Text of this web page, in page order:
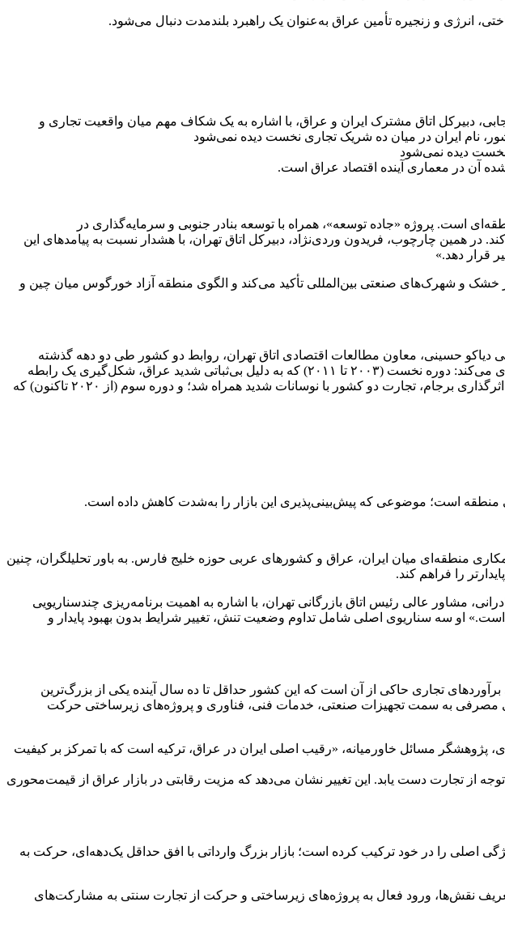
انرژی و زنجیره تأمین عراق به‌عنوان یک راهبرد بلندمدت دنبال می‌شود.
دبیرکل اتاق مشترک ایران و عراق، با اشاره به یک شکاف مهم میان واقعیت تجاری و
نام ایران در میان ده شریک تجاری نخست دیده نمی‌شود
نخست دیده نمی‌شود
آن در معماری آینده اقتصاد عراق است.
است. پروژه «جاده توسعه»، همراه با توسعه بنادر جنوبی و سرمایه‌گذاری در
همین چارچوب، فریدون وردی‌نژاد، دبیرکل اتاق تهران، با هشدار نسبت به پیامدهای این
قرار دهد.»
خشک و شهرک‌های صنعتی بین‌المللی تأکید می‌کند و الگوی منطقه آزاد خورگوس میان چین و
دیاکو حسینی، معاون مطالعات اقتصادی اتاق تهران، روابط دو کشور طی دو دهه گذشته
به‌شدت تحت تأثیر تحولات سیاسی و امنیتی منطقه قرار داشته است. او این مسیر را در سه دوره اصلی طبقه‌بندی می‌کند: دوره نخست (۲۰۰۳ تا ۲۰۱۱) که به دلیل بی‌ثباتی شدید عراق، شکل‌گیری یک رابطه
اقتصادی پایدار با دشواری جدی مواجه بود؛ دوره دوم (۲۰۱۱ تا ۲۰۲۰) که با خروج تدریجی آمریکا، ظهور داعش و اثرگذاری برجام، تجارت دو کشور با نوسانات شدید همراه شد؛ و دوره سوم (از ۲۰۲۰ تاکنون) که
منطقه است؛ موضوعی که پیش‌بینی‌پذیری این بازار را به‌شدت کاهش داده است.
منطقه‌ای میان ایران، عراق و کشورهای عربی حوزه خلیج فارس. به باور تحلیلگران، چنین
را فراهم کند.
مشاور عالی رئیس اتاق بازرگانی تهران، با اشاره به اهمیت برنامه‌ریزی چندسناریویی
او سه سناریوی اصلی شامل تداوم وضعیت تنش، تغییر شرایط بدون بهبود پایدار و
تجاری حاکی از آن است که این کشور حداقل تا ده سال آینده یکی از بزرگ‌ترین
مصرفی به سمت تجهیزات صنعتی، خدمات فنی، فناوری و پروژه‌های زیرساختی حرکت
مسائل خاورمیانه، «رقیب اصلی ایران در عراق، ترکیه است که با تمرکز بر کیفیت
از تجارت دست یابد. این تغییر نشان می‌دهد که مزیت رقابتی در بازار عراق از قیمت‌محوری
اصلی را در خود ترکیب کرده است؛ بازار بزرگ وارداتی با افق حداقل یک‌دهه‌ای، حرکت به
نقش‌ها، ورود فعال به پروژه‌های زیرساختی و حرکت از تجارت سنتی به مشارکت‌های